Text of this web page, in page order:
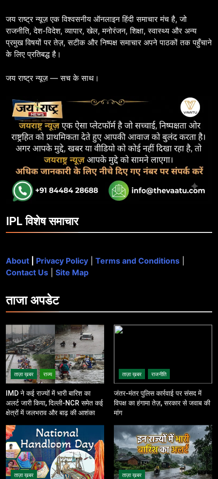
जय राष्ट्र न्यूज़ एक विश्वसनीय ऑनलाइन हिंदी समाचार मंच है, जो
राजनीति, देश-विदेश, व्यापार, खेल, मनोरंजन, शिक्षा, स्वास्थ्य और अन्य
प्रमुख विषयों पर तेज़, सटीक और निष्पक्ष समाचार अपने पाठकों तक पहुँचाने
के लिए प्रतिबद्ध है।
जय राष्ट्र न्यूज़ — सच के साथ।
IPL विशेष समाचार
About Privacy Policy Terms and Conditions
Contact Us
Site Map
ताजाअपडेट
ताज़ा ख़बर राज्य
IMD ने कई राज्यों में भारी बारिश का
अलर्ट जारी किया, दिल्ली-NCR समेत कई
क्षेत्रों में जलभराव और बाढ़ की आशंका
ताज़ा ख़बर राजनीति
जंतर-मंतर पुलिस कार्रवाई पर संसद में
विपक्ष का हंगामा तेज़, सरकार से जवाब की
मांग
ताज़ा ख़बर ताज़ा ख़बर